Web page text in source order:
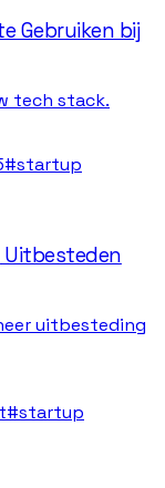
Gebruiken bij
tech stack.
#startup
Uitbesteden
uitbesteding
#startup